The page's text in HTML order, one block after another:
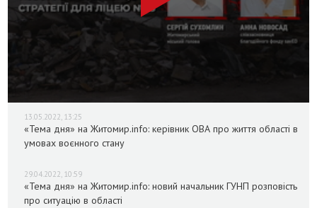
13.05.2022, 13:25
«Тема дня» на Житомир.info: керівник ОВА про життя області в
умовах воєнного стану
29.04.2022, 10:59
«Тема дня» на Житомир.info: новий начальник ГУНП розповість
про ситуацію в області